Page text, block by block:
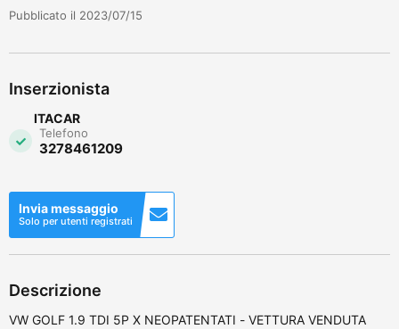
Pubblicato il 2023/07/15
Inserzionista
ITACAR
Telefono
3278461209
Invia messaggio
Solo per utenti registrati
Descrizione
VW GOLF 1.9 TDI 5P X NEOPATENTATI - VETTURA VENDUTA